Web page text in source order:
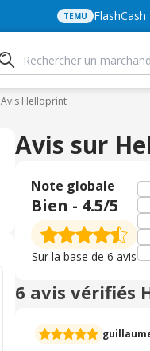
TEMU FlashCash
Avis Helloprint
Avis sur
Note globale
Bien - 4.5/5
Sur la base de 6 avis
6 avis vérifiés